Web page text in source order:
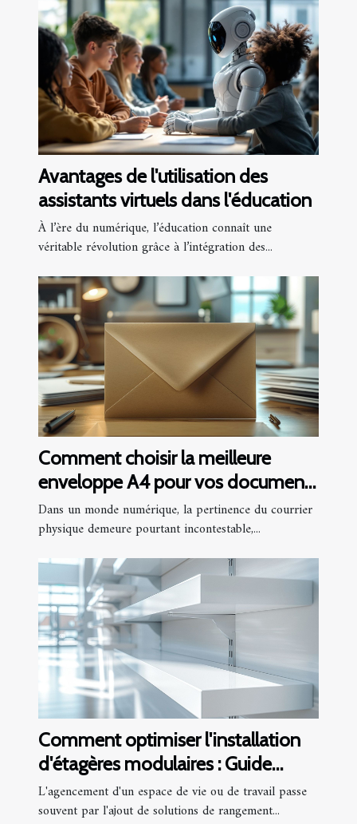
Avantages de l'utilisation des
assistants virtuels dans l'éducation
À l’ère du numérique, l’éducation connaît une
véritable révolution grâce à l’intégration des...
Comment choisir la meilleure
enveloppe A4 pour vos documents
importants
Dans un monde numérique, la pertinence du courrier
physique demeure pourtant incontestable,...
Comment optimiser l'installation
d'étagères modulaires : Guide
complet
L'agencement d'un espace de vie ou de travail passe
souvent par l'ajout de solutions de rangement...